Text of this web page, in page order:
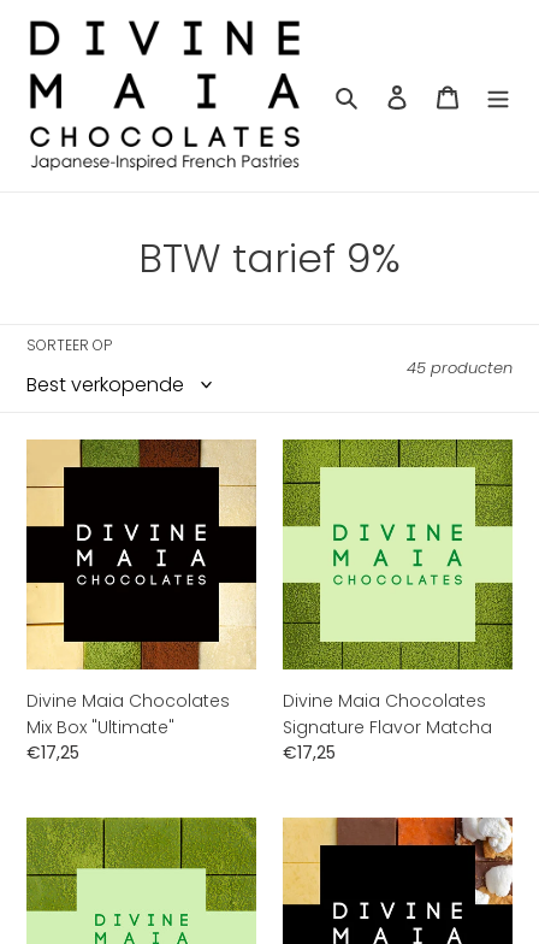
content
Zoeken Aanmelden
C
l
e
t
i
e
:
BTW tarief 9%
SORTEER OP
45 producten
Mix
"Ultimate"
Divine Maia Chocolates
Mix Box "Ultimate"
Normale
€17,25
Divine
Maia
Chocolates
Signature
Matcha
Divine Maia Chocolates
Signature Flavor Matcha
Normale
€17,25
Divine
Maia
Chocolates
Signature
Divine
Maia
Chocolates
Mix